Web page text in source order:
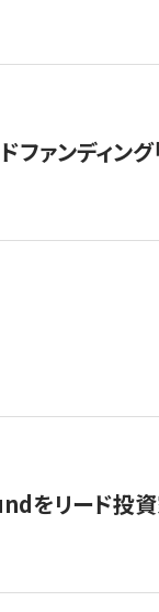
ァンディング
をリード投